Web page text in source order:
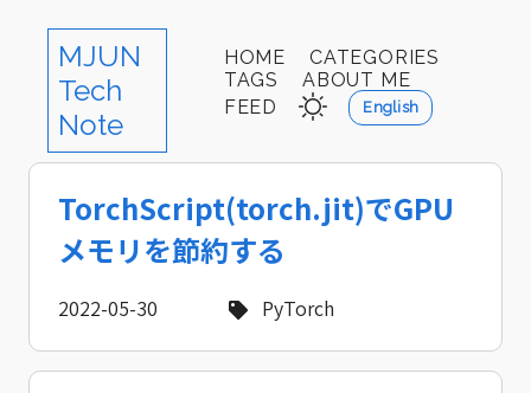
MJUN
Tech
Note
HOME
CATEGORIES
TAGS
ABOUT ME
FEED
English
TorchScript(torch.jit)でGPU
メモリを節約する
2022-05-30 PyTorch